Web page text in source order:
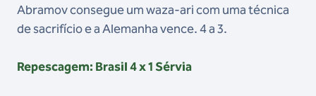
Abramov consegue um waza-ari com uma técnica
de sacrifício e a Alemanha vence. 4 a 3.
Repescagem: Brasil 4 x 1 Sérvia